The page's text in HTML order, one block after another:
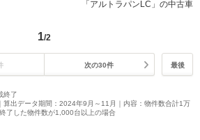
「アルトラパンLC」の中古車
1/2
次の30件 最後
終了
算出データ期間：2024年9月～11月｜内容：物件数合計1万
了した物件数が1,000台以上の場合